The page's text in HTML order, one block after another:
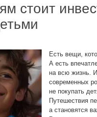
стоит
Есть вещи,
А есть
на всю жизнь.
современных
не покупать
Путешествия
а становятся